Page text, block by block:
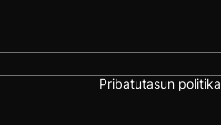
Pribatutasun politika